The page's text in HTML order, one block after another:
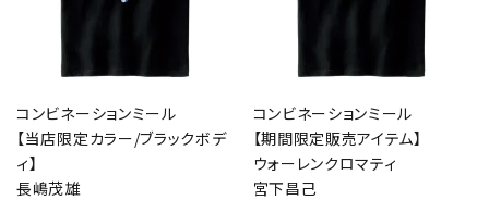
コンビネーションミール
【当店限定カラー/ブラックボデ
ィ】
長嶋茂雄
コンビネーションミール
【期間限定販売アイテム】
ウォーレンクロマティ
宮下昌己